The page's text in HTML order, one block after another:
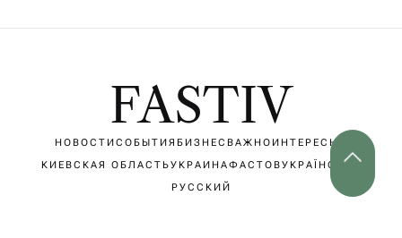
FASTIV
НОВОСТИСОБЫТИЯ БИЗНЕС ВАЖНО ИНТЕРЕСНО
КИЕВСКАЯ ОБЛАСТЬУКРАИНАФАСТОВУКРАЇНСЬКА
РУССКИЙ